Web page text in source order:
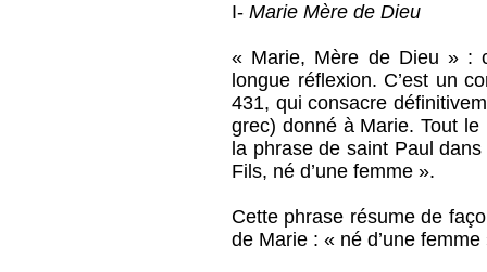
I- Marie Mère de Dieu
« Marie, Mère de Dieu » :
longue réflexion. C’est un
431, qui consacre
grec) donné à Marie. Tout
la phrase de saint Paul
Fils, né d’une femme ».
Cette phrase résume de
de Marie : « né d’une